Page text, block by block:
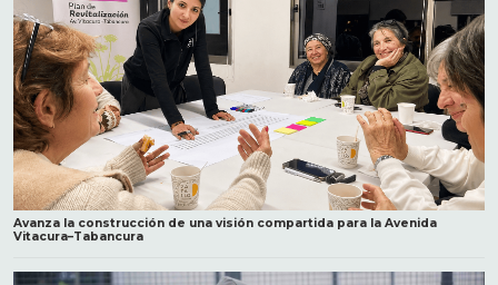
Avanza la construcción de una visión compartida para la Avenida
Vitacura–Tabancura